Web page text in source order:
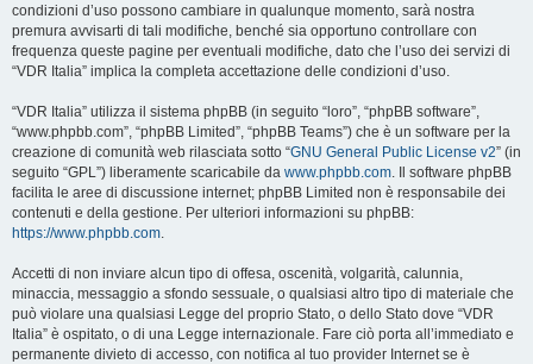
condizioni d’uso possono cambiare in qualunque momento, sarà nostra
premura avvisarti di tali modifiche, benché sia opportuno controllare con
frequenza queste pagine per eventuali modifiche, dato che l’uso dei servizi di
“VDR Italia” implica la completa accettazione delle condizioni d’uso.
“VDR Italia” utilizza il sistema phpBB (in seguito “loro”, “phpBB software”,
“www.phpbb.com”, “phpBB Limited”, “phpBB Teams”) che è un software per la
creazione di comunità web rilasciata sotto “GNU General Public License v2” (in
seguito “GPL”) liberamente scaricabile da www.phpbb.com. Il software phpBB
facilita le aree di discussione internet; phpBB Limited non è responsabile dei
contenuti e della gestione. Per ulteriori informazioni su phpBB:
https://www.phpbb.com.
Accetti di non inviare alcun tipo di offesa, oscenità, volgarità, calunnia,
minaccia, messaggio a sfondo sessuale, o qualsiasi altro tipo di materiale che
può violare una qualsiasi Legge del proprio Stato, o dello Stato dove “VDR
Italia” è ospitato, o di una Legge internazionale. Fare ciò porta all’immediato e
permanente divieto di accesso, con notifica al tuo provider Internet se è